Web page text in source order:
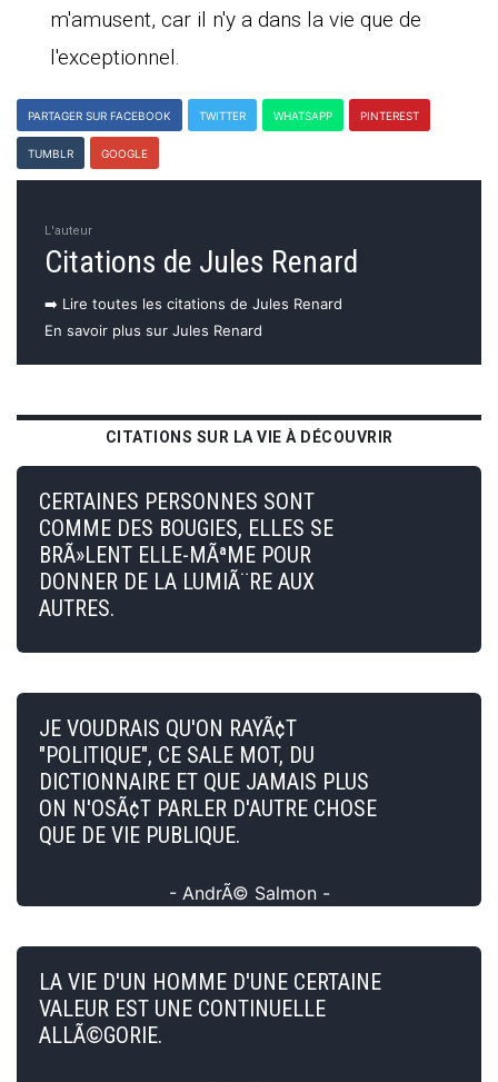
m'amusent, car il n'y a dans la vie que de
l'exceptionnel.
PARTAGER SUR FACEBOOK TWITTER WHATSAPP PINTEREST
TUMBLR GOOGLE
L'auteur
Citations de Jules Renard
➡️ Lire toutes les citations de Jules Renard
En savoir plus sur Jules Renard
CITATIONS SUR LA VIE À DÉCOUVRIR
CERTAINES PERSONNES SONT
COMME DES BOUGIES, ELLES SE
BRÃ»LENT ELLE-MÃªME POUR
DONNER DE LA LUMIÃ¨RE AUX
AUTRES.
JE VOUDRAIS QU'ON RAYÃ¢T
"POLITIQUE", CE SALE MOT, DU
DICTIONNAIRE ET QUE JAMAIS PLUS
ON N'OSÃ¢T PARLER D'AUTRE CHOSE
QUE DE VIE PUBLIQUE.
- AndrÃ© Salmon -
LA VIE D'UN HOMME D'UNE CERTAINE
VALEUR EST UNE CONTINUELLE
ALLÃ©GORIE.